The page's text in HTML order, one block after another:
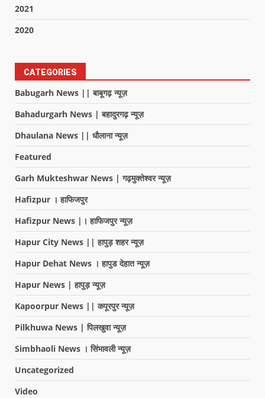
2021
2020
CATEGORIES
Babugarh News || बाबूगढ़ न्यूज़
Bahadurgarh News | बहादुरगढ़ न्यूज़
Dhaulana News || धौलाना न्यूज़
Featured
Garh Mukteshwar News | गढ़मुक्तेश्वर न्यूज़
Hafizpur । हाफिजपुर
Hafizpur News |। हाफिजपुर न्यूज़
Hapur City News || हापुड़ शहर न्यूज़
Hapur Dehat News । हापुड देहात न्यूज़
Hapur News | हापुड़ न्यूज़
Kapoorpur News || कपूरपुर न्यूज़
Pilkhuwa News | पिलखुवा न्यूज़
Simbhaoli News । सिंभावली न्यूज़
Uncategorized
Video